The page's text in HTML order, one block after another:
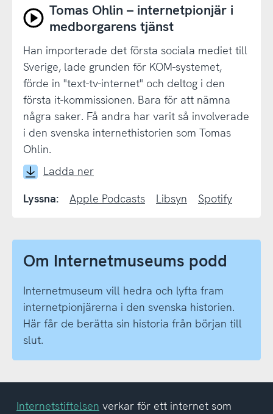
Spela
avsnitt
Tomas
Ohlin
–
internetpionjär
i
medborgarens
tjänst
Tomas Ohlin – internetpionjär i
medborgarens tjänst
Han importerade det första sociala mediet till
Sverige, lade grunden för KOM-systemet,
förde in "text-tv-internet" och deltog i den
första it-kommissionen. Bara för att nämna
några saker. Få andra har varit så involverade
i den svenska internethistorien som Tomas
Ohlin.
Ladda ner
Lyssna:
Apple Podcasts Libsyn Spotify
Om Internetmuseums podd
Internetmuseum vill hedra och lyfta fram
internetpionjärerna i den svenska historien.
Här får de berätta sin historia från början till
slut.
Internetstiftelsen verkar för ett internet som